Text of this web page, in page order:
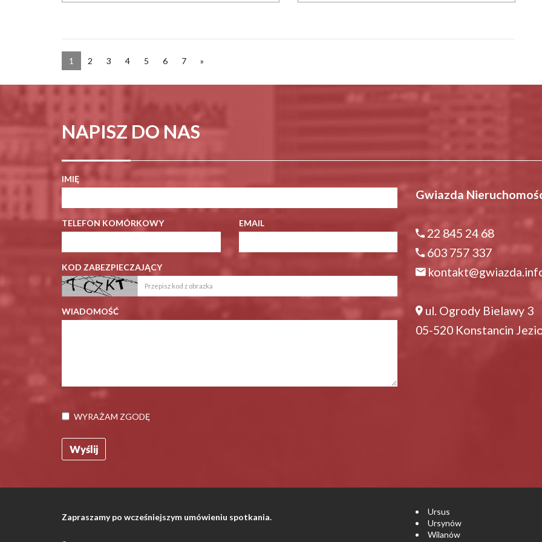
1 2 3 4 5 6 7 »
NAPISZ DO NAS
IMIĘ
TELEFON KOMÓRKOWY EMAIL
KOD ZABEZPIECZAJĄCY
WIADOMOŚĆ
WYRAŻAM ZGODĘ
Gwiazda
22 845 24 68
603 757 337
ul. Ogrody Bielawy 3
05-520 Konstancin
Zapraszamy po wcześniejszym umówieniu spotkania.
Ursus
Ursynów
Wilanów